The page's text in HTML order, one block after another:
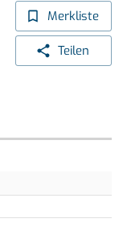
Merkliste
Teilen